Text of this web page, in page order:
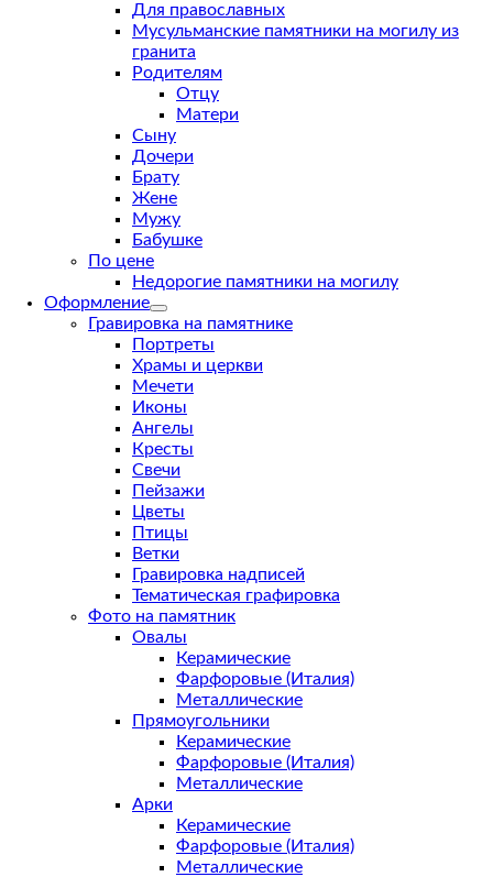
Для православных
Мусульманские памятники на могилу из
гранита
Родителям
Отцу
Матери
Сыну
Дочери
Брату
Жене
Мужу
Бабушке
По цене
Недорогие памятники на могилу
Оформление
Гравировка на памятнике
Портреты
Храмы и церкви
Мечети
Иконы
Ангелы
Кресты
Свечи
Пейзажи
Цветы
Птицы
Ветки
Гравировка надписей
Тематическая графировка
Фото на памятник
Овалы
Керамические
Фарфоровые (Италия)
Металлические
Прямоугольники
Керамические
Фарфоровые (Италия)
Металлические
Арки
Керамические
Фарфоровые (Италия)
Металлические